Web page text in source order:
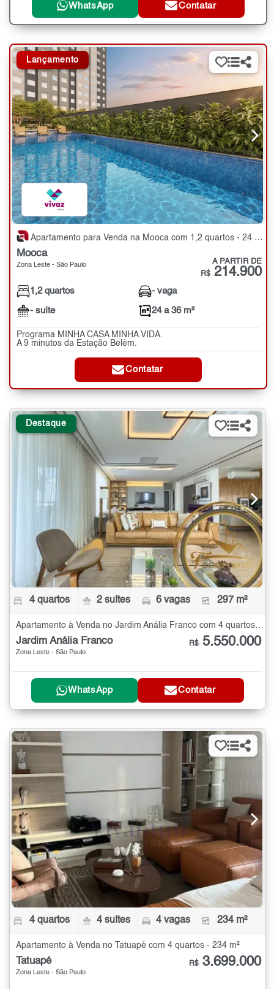
WhatsApp Contatar
Lançamento
Apartamento para Venda na Mooca com 1,2 quartos - 24 a 36 m²
Mooca
Zona Leste - São Paulo A PARTIR DE
R$ 214.900
1,2 quartos
- suíte
- vaga
24 a 36 m²
Programa MINHA CASA MINHA VIDA.
A 9 minutos da Estação Belém.
Contatar
Destaque
4 quartos 2 suítes 6 vagas 297 m²
Jardim Anália Franco
Zona Leste - São Paulo
R$ 5.550.000
WhatsApp Contatar
4 quartos 4 suítes 4 vagas 234 m²
Apartamento à Venda no Tatuapé com 4 quartos - 234 m²
Tatuapé
Zona Leste - São Paulo
R$ 3.699.000